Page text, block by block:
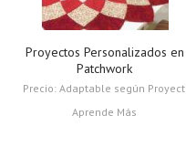
Proyectos Personalizados en
Patchwork
Precio: Adaptable según Proyecto
Aprende Más